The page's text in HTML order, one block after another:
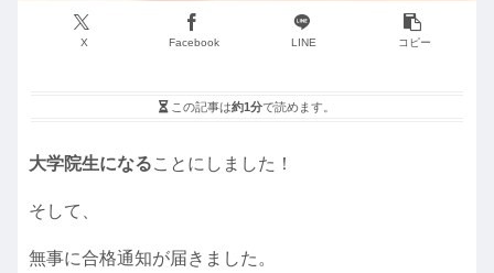
X Facebook LINE コピー
この記事は約1分で読めます。
大学院生になることにしました！
そして、
無事に合格通知が届きました。